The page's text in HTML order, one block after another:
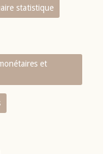
statistique
et